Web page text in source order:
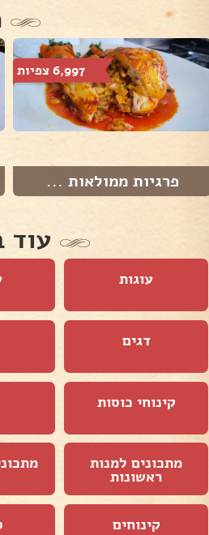
6,997 צפיות
פרגיות ממולאות ...
עוד
עוגות
דגים
קינוחי כוסות
מתכונים למנות
ראשונות
קינוחים